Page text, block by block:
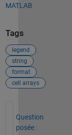
MATLAB
Tags
legend
string
format
cell arrays
Question
posée :